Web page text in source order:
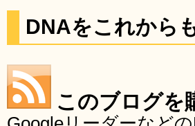
DNAをこれから
このブログを